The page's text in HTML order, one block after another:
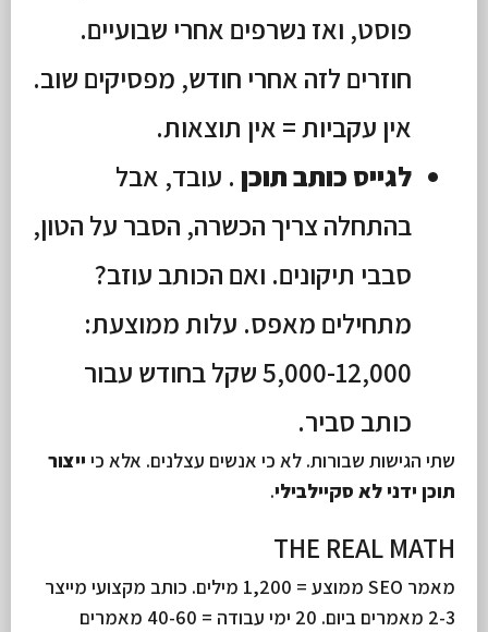
פוסט, ואז נשרפים אחרי שבועיים.
חוזרים לזה אחרי חודש, מפסיקים שוב.
אין עקביות = אין תוצאות.
לגייס כותב תוכן . עובד, אבל
בהתחלה צריך הכשרה, הסבר על הטון,
סבבי תיקונים. ואם הכותב עוזב?
מתחילים מאפס. עלות ממוצעת:
5,000-12,000 שקל בחודש עבור
כותב סביר.
שתי הגישות שבורות. לא כי אנשים עצלנים. אלא כי ייצור
תוכן ידני לא סקיילבילי.
THE REAL MATH
מאמר SEO ממוצע = 1,200 מילים. כותב מקצועי מייצר
2-3 מאמרים ביום. 20 ימי עבודה = 40-60 מאמרים